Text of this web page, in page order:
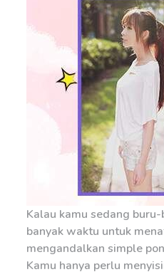
Kalau kamu sedang
banyak waktu untuk
mengandalkan simple
Kamu hanya perlu